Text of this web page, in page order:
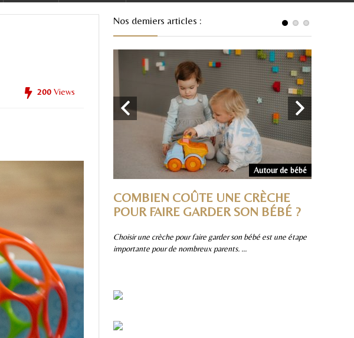
200 Views
Nos derniers articles :
MODERNE ET
SON BÉBÉ ?
enfant est une étape aussi
Depuis ...
Autour de bébé
COMBIEN COÛTE UNE CRÈCHE
POUR FAIRE GARDER SON BÉBÉ ?
Choisir une crèche pour faire garder son bébé est une étape
importante pour de nombreux parents. ...